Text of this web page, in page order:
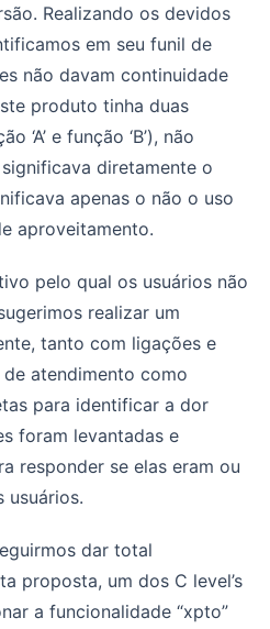
Realizando os devidos
em seu funil de
não davam continuidade
produto tinha duas
‘A’ e função ‘B’), não
diretamente o
apenas o não o uso
aproveitamento.
pelo qual os usuários não
realizar um
tanto com ligações e
atendimento como
para identificar a dor
foram levantadas e
responder se elas eram ou
usuários.
dar total
proposta, um dos C level’s
a funcionalidade “xpto”